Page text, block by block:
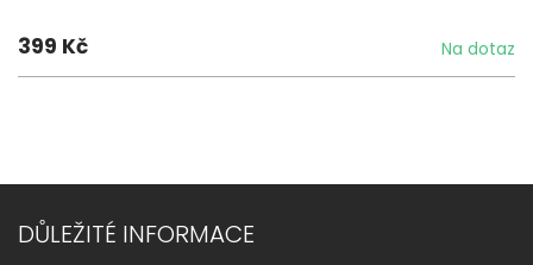
399 Kč Na dotaz
DŮLEŽITÉ INFORMACE